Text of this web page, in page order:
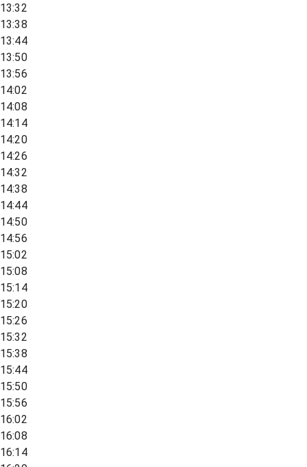
13:32
13:38
13:44
13:50
13:56
14:02
14:08
14:14
14:20
14:26
14:32
14:38
14:44
14:50
14:56
15:02
15:08
15:14
15:20
15:26
15:32
15:38
15:44
15:50
15:56
16:02
16:08
16:14